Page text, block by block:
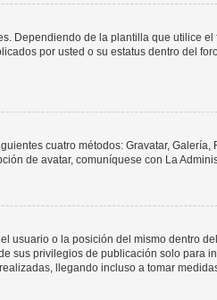
Dependiendo de la plantilla que utilice
por usted o su estatus dentro del
cuatro métodos: Gravatar,
de avatar, comuníquese con La
o la posición del mismo dentro
sus privilegios de publicación solo para
llegando incluso a tomar